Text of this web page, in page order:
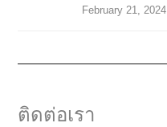
February 21, 2024
ติดต่อเรา